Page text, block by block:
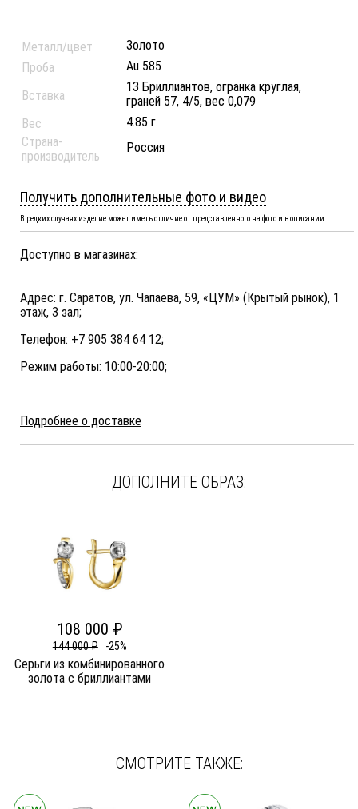
Металл/цвет
Золото
Проба
Au 585
Вставка
13 Бриллиантов, огранка круглая,
граней 57, 4/5, вес 0,079
Вес
4.85 г.
Страна-
производитель
Россия
Получить дополнительные фото и видео
В редких случаях изделие может иметь отличие от представленного на фото и в описании.
Доступно в магазинах:
Адрес: г. Саратов, ул. Чапаева, 59, «ЦУМ» (Крытый рынок), 1
этаж, 3 зал;
Телефон: +7 905 384 64 12;
Режим работы: 10:00-20:00;
Подробнее о доставке
ДОПОЛНИТЕ ОБРАЗ:
108 000 ₽
144 000 ₽ -25%
Серьги из комбинированного
золота c бриллиантами
СМОТРИТЕ ТАКЖЕ: